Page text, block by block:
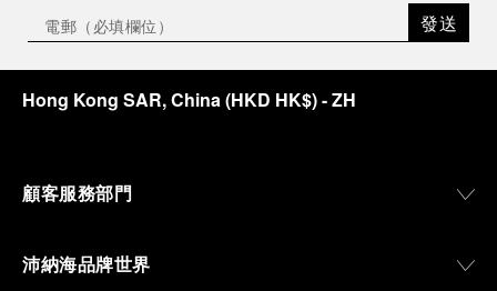
發送
Hong Kong SAR, China(HKD HK$)- ZH
顧客服務部門
沛納海品牌世界